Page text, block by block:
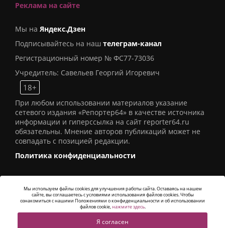
Реклама на сайте
Мы на Яндекс.Дзен
Подписывайтесь на наш телеграм-канал
Регистрационный номер № ФС77-73036
Учредитель: Савельев Георгий Игоревич
18+
При любом использовании материалов указание
сетевого издания «Репортер64» в качестве источника
информации и гиперссылка на сайт reporter64.ru
обязательны. Мнение авторов публикаций может не
совпадать с позицией редакции.
Политика конфиденциальности
© 2016СИ «Репортер64». Все права защищены -
Alatis Studio
Мы используем файлы cookies для улучшения работы сайта. Оставаясь на нашем
сайте, вы соглашаетесь с условиями использования файлов cookies. Чтобы
ознакомиться с нашими Положениями о конфиденциальности и об использовании
файлов cookie,нажмите здесь.
Я согласен